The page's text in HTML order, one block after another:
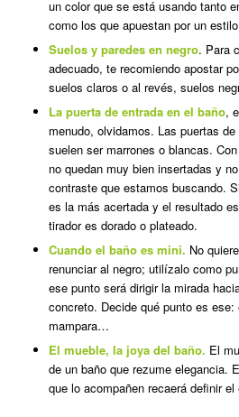
un color que se está usando tanto
como los que apuestan por un
Suelos y paredes en negro. Para
adecuado, te recomiendo apostar
suelos claros o al revés, suelos
La puerta de entrada en el baño,
menudo, olvidamos. Las puertas
suelen ser marrones o blancas.
no quedan muy bien insertadas y
contraste que estamos buscando.
es la más acertada y el resultado
tirador es dorado o plateado.
Cuando el baño es mini. No
renunciar al negro; utilízalo como
ese punto será dirigir la mirada
concreto. Decide qué punto es
mampara…
El mueble, la joya del baño. El
de un baño que rezume elegancia.
que lo acompañen recaerá definir